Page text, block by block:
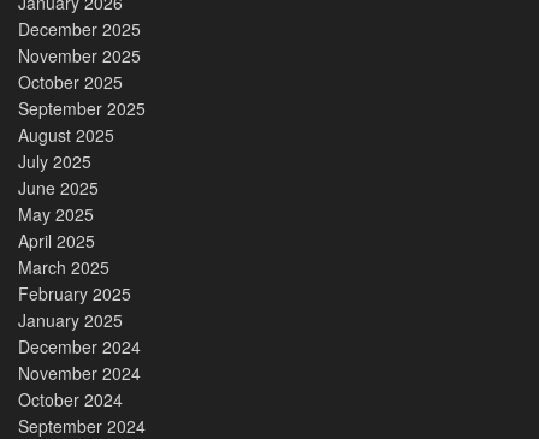
December 2025
November 2025
October 2025
September 2025
August 2025
July 2025
June 2025
May 2025
April 2025
March 2025
February 2025
January 2025
December 2024
November 2024
October 2024
September 2024